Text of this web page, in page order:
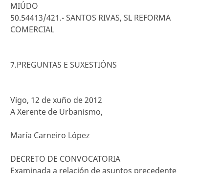
MIÚDO
50.54413/421.- SANTOS RIVAS, SL REFORMA
COMERCIAL
7.PREGUNTAS E SUXESTIÓNS
Vigo, 12 de xuño de 2012
A Xerente de Urbanismo,
María Carneiro López
DECRETO DE CONVOCATORIA
Examinada a relación de asuntos precedente